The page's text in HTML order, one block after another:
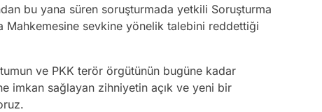
bu yana süren soruşturmada yetkili Soruşturma
Mahkemesine sevkine yönelik talebini reddettiği
ve PKK terör örgütünün bugüne kadar
imkan sağlayan zihniyetin açık ve yeni bir